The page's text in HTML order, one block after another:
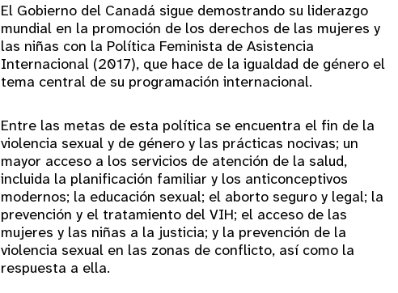
El Gobierno del Canadá sigue demostrando su liderazgo
mundial en la promoción de los derechos de las mujeres y
las niñas con la Política Feminista de Asistencia
Internacional (2017), que hace de la igualdad de género el
tema central de su programación internacional.
Entre las metas de esta política se encuentra el fin de la
violencia sexual y de género y las prácticas nocivas; un
mayor acceso a los servicios de atención de la salud,
incluida la planificación familiar y los anticonceptivos
modernos; la educación sexual; el aborto seguro y legal; la
prevención y el tratamiento del VIH; el acceso de las
mujeres y las niñas a la justicia; y la prevención de la
violencia sexual en las zonas de conflicto, así como la
respuesta a ella.